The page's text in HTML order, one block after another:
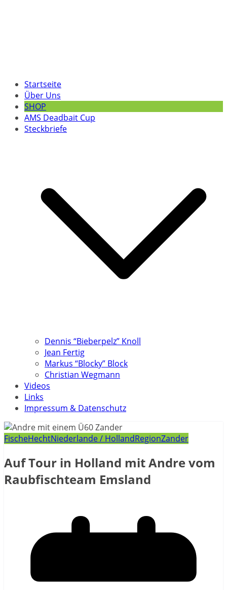
Startseite
Über Uns
SHOP
AMS Deadbait Cup
Steckbriefe
Dennis “Bieberpelz” Knoll
Jean Fertig
Markus “Blocky” Block
Christian Wegmann
Videos
Links
Impressum & Datenschutz
FischeHechtNiederlande / HollandRegionZander
Auf Tour in Holland mit Andre vom
Raubfischteam Emsland